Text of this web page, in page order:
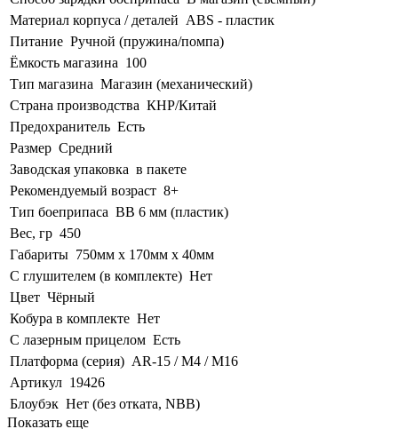
Материал корпуса / деталей ABS - пластик
Питание Ручной (пружина/помпа)
Ёмкость магазина 100
Тип магазина Магазин (механический)
Страна производства КНР/Китай
Предохранитель Есть
Размер Средний
Заводская упаковка в пакете
Рекомендуемый возраст 8+
Тип боеприпаса BB 6 мм (пластик)
Вес, гр 450
Габариты 750мм х 170мм х 40мм
С глушителем (в комплекте) Нет
Цвет Чёрный
Кобура в комплекте Нет
С лазерным прицелом Есть
Платформа (серия) AR-15 / M4 / M16
Артикул 19426
Блоубэк Нет (без отката, NBB)
Показать еще